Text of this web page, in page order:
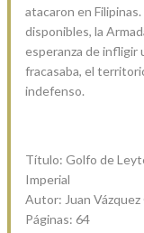
atacaron en
disponibles, la
esperanza de infligir
fracasaba, el
indefenso.
Título: Golfo de
Imperial
Autor: Juan Vázquez
Páginas: 64